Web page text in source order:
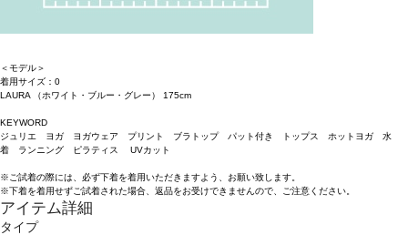
＜モデル＞
着用サイズ：0
LAURA （ホワイト・ブルー・グレー） 175cm
KEYWORD
ジュリエ ヨガ ヨガウェア プリント ブラトップ パット付き トップス ホットヨガ 水
着 ランニング ピラティス UVカット
※ご試着の際には、必ず下着を着用いただきますよう、お願い致します。
※下着を着用せずご試着された場合、返品をお受けできませんので、ご注意ください。
アイテム詳細
タイプ